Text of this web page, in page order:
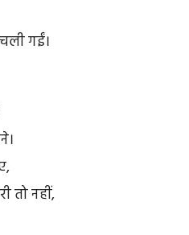
गईं।
तो नहीं,